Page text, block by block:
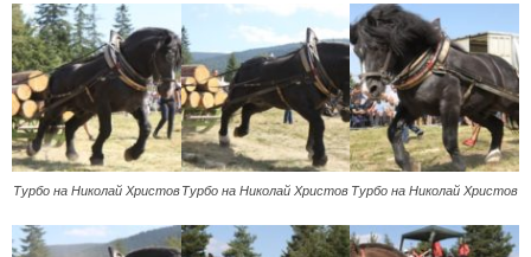
Турбо на Николай ХристовТурбо на Николай Христов Турбо на Николай Христов